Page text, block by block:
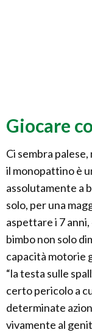
Giocare
Ci sembra
il monopattino è
assolutamente a
solo, per una
aspettare i 7
bimbo non solo
capacità motorie
“la testa sulle
certo pericolo a
determinate
vivamente al